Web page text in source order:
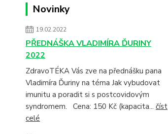
Novinky
19.02.2022
PŘEDNÁŠKA VLADIMÍRA ĎURINY
2022
ZdravoTÉKA Vás zve na přednášku pana
Vladimíra Ďuriny na téma Jak vybudovat
imunitu a poradit si s postcovidovým
syndromem. Cena: 150 Kč (kapacita... číst
celé